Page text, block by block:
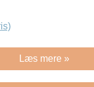
Læs mere »